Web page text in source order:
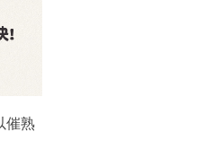
催熟